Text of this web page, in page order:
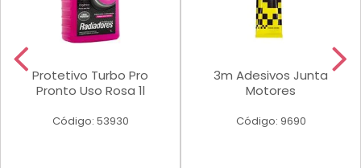
Protetivo Turbo Pro
Pronto Uso Rosa 1l
Código: 53930
3m Adesivos Junta
Motores
Código: 9690